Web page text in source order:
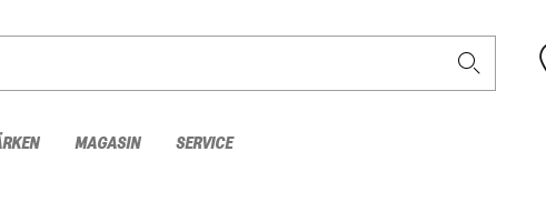
MAGASIN SERVICE